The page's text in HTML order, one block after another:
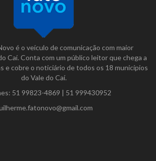
é o veículo de comunicação com maior
Caí. Conta com um público leitor que chega a
e cobre o noticiário de todos os 18 municípios
do Vale do Caí.
51 99823-4869 | 51 999430952